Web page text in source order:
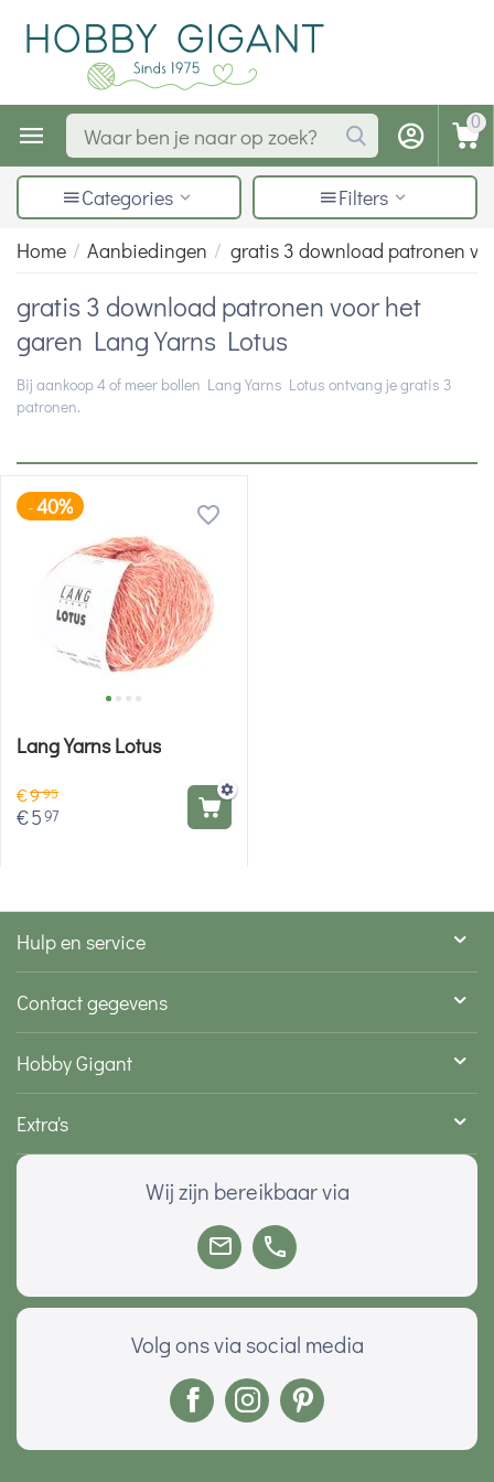
0
Categories
Filters
Home / Aanbiedingen / gratis 3 download patronen
gratis 3 download patronen voor het
garen Lang Yarns Lotus
Bij aankoop 4 of meer bollen Lang Yarns Lotus ontvang je gratis 3
patronen.
-40%
Lang Yarns Lotus
€995
€597
Hulp en service
Contact gegevens
Hobby Gigant
Extra's
Wij zijn bereikbaar via
Volg ons via social media